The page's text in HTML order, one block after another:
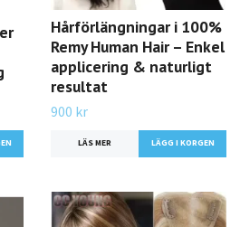
Hårförlängningar i 100%
Remy Human Hair – Enkel
applicering & naturligt
resultat
900 kr
LÄS MER LÄGG I KORGEN